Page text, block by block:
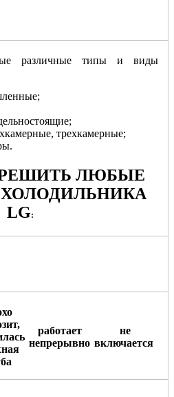
различные типы и виды
трехкамерные;
ЛЮБЫЕ
LG:
работает
непрерывно
не
включается